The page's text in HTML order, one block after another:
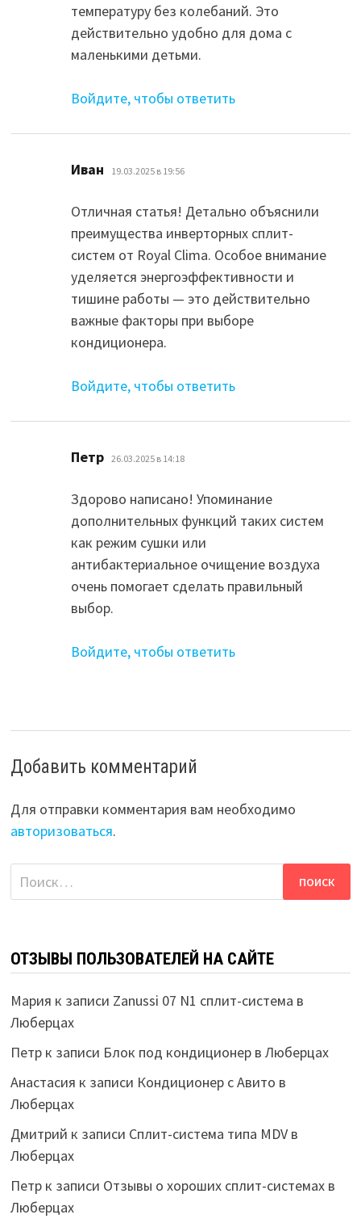
температуру без колебаний. Это
действительно удобно для дома с
маленькими детьми.
Войдите, чтобы ответить
Иван 19.03.2025 в 19:56
Отличная статья! Детально объяснили
преимущества инверторных сплит-
систем от Royal Clima. Особое внимание
уделяется энергоэффективности и
тишине работы — это действительно
важные факторы при выборе
кондиционера.
Войдите, чтобы ответить
Петр: 26.03.2025 в 14:18
Здорово написано! Упоминание
дополнительных функций таких систем
как режим сушки или
антибактериальное очищение воздуха
очень помогает сделать правильный
выбор.
Войдите, чтобы ответить
Добавить комментарий
Для отправки комментария вам необходимо
авторизоваться.
Найти:
ОТЗЫВЫ ПОЛЬЗОВАТЕЛЕЙ НА САЙТЕ
Мария к записи Zanussi 07 N1 сплит-система в
Люберцах
Петрк записи Блок под кондиционер в Люберцах
Анастасия к записи Кондиционер с Авито в
Люберцах
Дмитрий к записи Сплит-система типа MDV в
Люберцах
Петрк записи Отзывы о хороших сплит-системах в
Люберцах